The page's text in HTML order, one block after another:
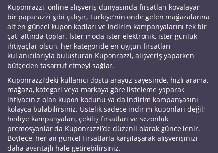
Kuponrazzi, online alışveriş dünyasında fırsatları kovalayan
bir paparazzi gibi çalışır, Türkiye’nin önde gelen mağazalarına
ait en güncel kupon kodları ve indirim kampanyalarını tek bir
çatı altında toplar. İster moda ister elektronik, ister günlük
ihtiyaçlar olsun, her kategoride en uygun fırsatları
kullanıcılarıyla buluşturan Kuponrazzi, alışveriş yaparken
bütçeden tasarruf etmeyi sağlar.
Kuponrazzi’deki kullanıcı dostu arayüz sayesinde, hızlı arama,
mağaza, kategori veya markaya göre listeleme yaparak
ihtiyacınız olan kupon kodunu ya da indirim kampanyasını
kolayca bulabilirsiniz. Üstelik sadece indirim kuponları değil;
hediye kampanyaları, çekiliş fırsatları ve sezonluk
promosyonlar da Kuponrazzi’de düzenli olarak güncellenir.
Böylece, her an güncel fırsatlarla karşılaşarak alışverişinizi
daha avantajlı hale getirebilirsiniz.